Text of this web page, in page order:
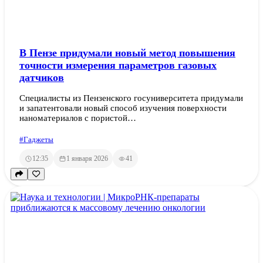
В Пензе придумали новый метод повышения
точности измерения параметров газовых
датчиков
Специалисты из Пензенского госуниверситета придумали
и запатентовали новый способ изучения поверхности
наноматериалов с пористой…
#Гаджеты
12:35 1 января 2026 41